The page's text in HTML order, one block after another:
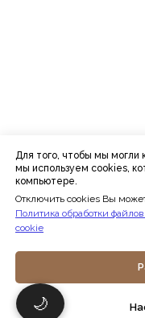
Для того, чтобы мы могли
мы используем cookies,
компьютере.
Отключить cookies Вы
Политика обработки
cookie
Сведения об
организации
Политика
Политика в
персональных данных
Согласие на
данных
Политика обработки
🌙